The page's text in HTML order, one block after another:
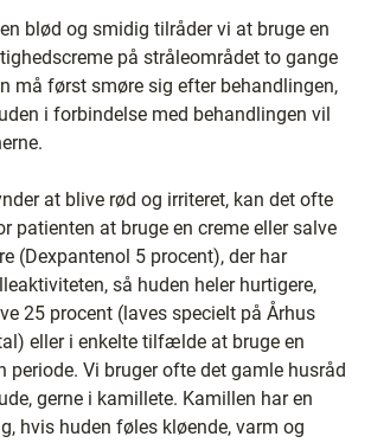
blød og smidig tilråder vi at bruge en
på stråleområdet to gange
må først smøre sig efter behandlingen,
i forbindelse med behandlingen vil
at blive rød og irriteret, kan det ofte
patienten at bruge en creme eller salve
(Dexpantenol 5 procent), der har
så huden heler hurtigere,
25 procent (laves specielt på Århus
eller i enkelte tilfælde at bruge en
periode. Vi bruger ofte det gamle husråd
gerne i kamillete. Kamillen har en
hvis huden føles kløende, varm og